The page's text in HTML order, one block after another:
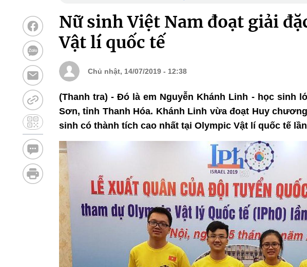
Nữ sinh Việt Nam đoạt giải
Vật lí quốc tế
Chủ nhật, 14/07/2019 - 12:38
(Thanh tra) - Đó là em Nguyễn Khánh Linh - học sinh
Sơn, tỉnh Thanh Hóa. Khánh Linh vừa đoạt Huy
sinh có thành tích cao nhất tại Olympic Vật lí quốc tế